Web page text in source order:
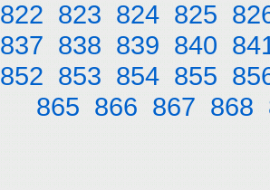
822 823 824 825
837 838 839 840
852 853 854 855
865 866 867 868